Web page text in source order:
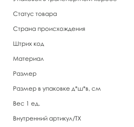
Статус товара
Страна происхождения
Штрих код
Материал
Размер
Размер в упаковке д*ш*в, см
Вес 1 ед.
Внутренний артикул/TX